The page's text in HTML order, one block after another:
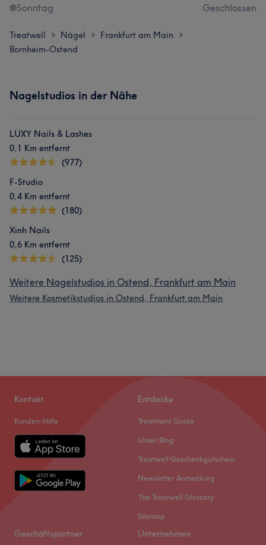
Sonntag
Geschlossen
Treatwell > Nägel > Frankfurt am Main >
Bornheim-Ostend
Nagelstudios in der Nähe
LUXY Nails & Lashes
0,1 Km entfernt
(977)
F-Studio
0,4 Km entfernt
(180)
Xinh Nails
0,6 Km entfernt
(125)
Weitere Nagelstudios in Ostend, Frankfurt am Main
Weitere Kosmetikstudios in Ostend, Frankfurt am Main
Kontakt
Kunden-Hilfe
Entdecke
Treatment Guide
Unser Blog
Treatwell Geschenkgutschein
Newsletter Anmeldung
The Treatwell Glossary
Sitemap
Geschäftspartner Unternehmen